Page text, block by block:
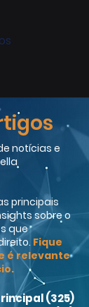
notícias e
principais
sobre o
que
Fique
é relevante
(325)